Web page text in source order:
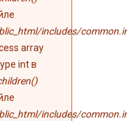
includes/
array
int в
includes/